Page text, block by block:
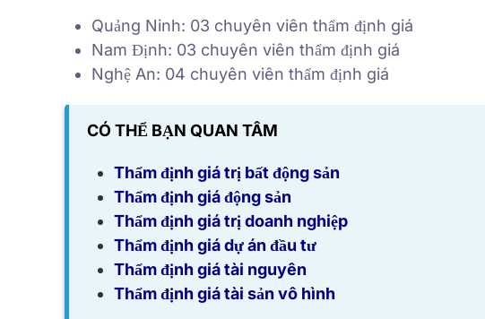
Quảng Ninh: 03 chuyên viên thẩm định giá
Nam Định: 03 chuyên viên thẩm định giá
Nghệ An: 04 chuyên viên thẩm định giá
CÓ THỂ BẠN QUAN TÂM
Thẩm định giá trị bất động sản
Thẩm định giá động sản
Thẩm định giá trị doanh nghiệp
Thẩm định giá dự án đầu tư
Thẩm định giá tài nguyên
Thẩm định giá tài sản vô hình